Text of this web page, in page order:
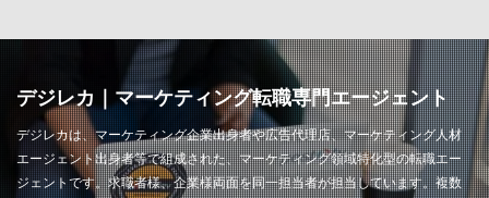
デジレカ｜マーケティング転職専門エージェント
デジレカは、マーケティング企業出身者や広告代理店、マーケティング人材
エージェント出身者等で組成された、マーケティング領域特化型の転職エー
ジェントです。求職者様、企業様両面を同一担当者が担当しています。複数